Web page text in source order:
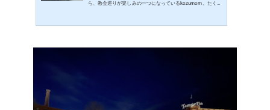
ら、教会巡りが楽しみの一つになっているkozumom。たくさ